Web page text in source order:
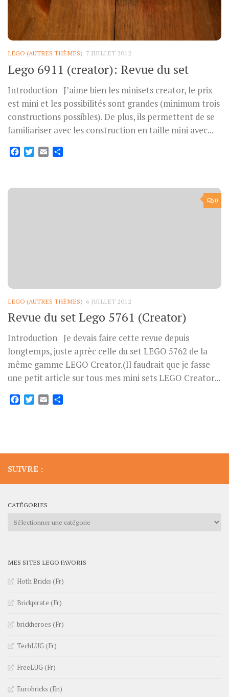
LEGO (AUTRES THÈMES) 7 JUILLET 2012
Lego 6911 (creator): Revue du set
Introduction J’aime bien les minisets creator, le prix
est mini et les possibilités sont grandes (minimum trois
constructions possibles). De plus, ils permettent de se
familiariser avec les construction en taille mini avec...
Facebook
Twitter
Email
0
LEGO (AUTRES THÈMES) 6 JUILLET 2012
Revue du set Lego 5761 (Creator)
Introduction Je devais faire cette revue depuis
longtemps, juste aprèc celle du set LEGO 5762 de la
même gamme LEGO Creator.(Il faudrait que je fasse
une petit article sur tous mes mini sets LEGO Creator...
Facebook
Twitter
Email
SUIVRE :
CATÉGORIES
Catégories
MES SITES LEGO FAVORIS
Hoth Bricks (Fr)
Brickpirate (Fr)
brickheroes (Fr)
TechLUG (Fr)
FreeLUG (Fr)
Eurobricks (En)